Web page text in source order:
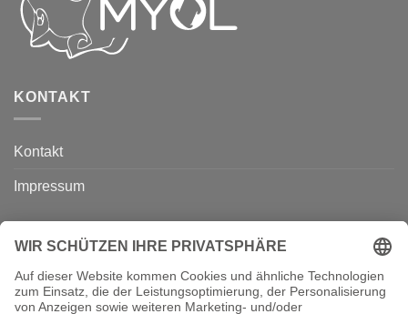
KONTAKT
Kontakt
Impressum
ÜBER UNS
Über uns